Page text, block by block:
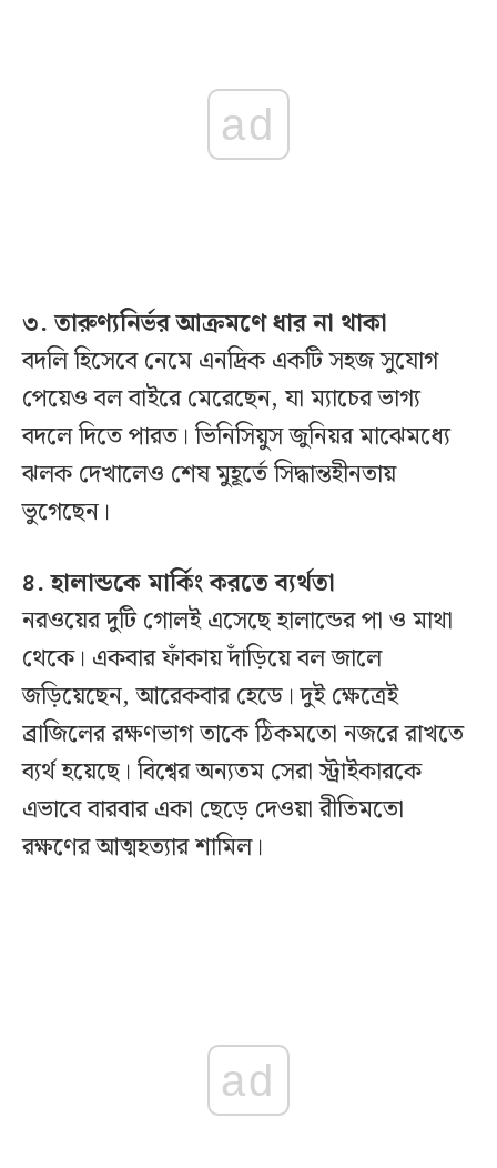
ad
৩. তারুণ্যনির্ভর আক্রমণে ধার না থাকা
বদলি হিসেবে নেমে এনদ্রিক একটি সহজ সুযোগ
পেয়েও বল বাইরে মেরেছেন, যা ম্যাচের ভাগ্য
বদলে দিতে পারত। ভিনিসিয়ুস জুনিয়র মাঝেমধ্যে
ঝলক দেখালেও শেষ মুহূর্তে সিদ্ধান্তহীনতায়
ভুগেছেন।
৪. হালান্ডকে মার্কিং করতে ব্যর্থতা
নরওয়ের দুটি গোলই এসেছে হালান্ডের পা ও মাথা
থেকে। একবার ফাঁকায় দাঁড়িয়ে বল জালে
জড়িয়েছেন, আরেকবার হেডে। দুই ক্ষেত্রেই
ব্রাজিলের রক্ষণভাগ তাকে ঠিকমতো নজরে রাখতে
ব্যর্থ হয়েছে। বিশ্বের অন্যতম সেরা স্ট্রাইকারকে
এভাবে বারবার একা ছেড়ে দেওয়া রীতিমতো
রক্ষণের আত্মহত্যার শামিল।
ad